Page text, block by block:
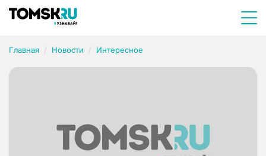
Главная Новости Интересное